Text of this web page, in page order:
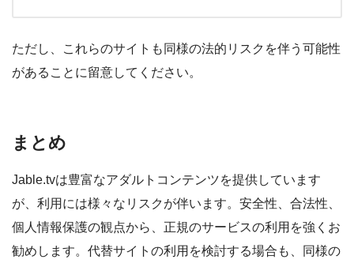
ただし、これらのサイトも同様の法的リスクを伴う可能性
があることに留意してください。
まとめ
Jable.tvは豊富なアダルトコンテンツを提供しています
が、利用には様々なリスクが伴います。安全性、合法性、
個人情報保護の観点から、正規のサービスの利用を強くお
勧めします。代替サイトの利用を検討する場合も、同様の